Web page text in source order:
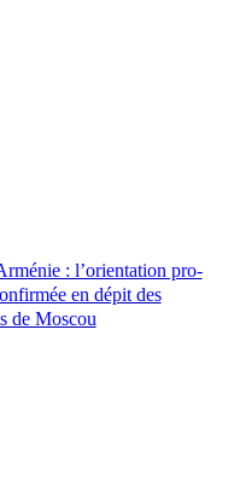
: l’orientation pro-
en dépit des
de Moscou